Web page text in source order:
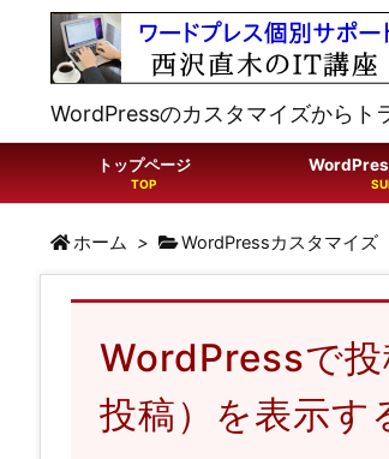
WordPressのカスタマイズからト
トップページ
ホーム > WordPressカスタマイズ
WordPressで投
投稿）を表示す